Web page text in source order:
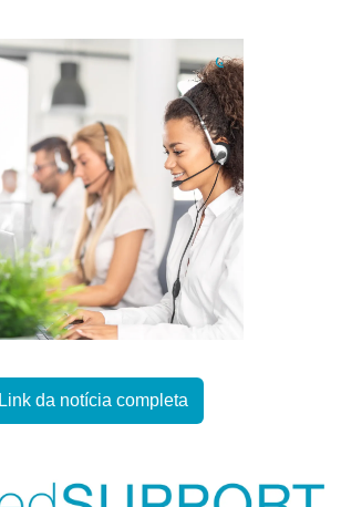
Link da notícia completa